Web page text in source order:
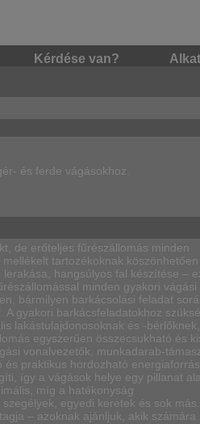
Kérdése van?
és ferde vágásokhoz.
de erőteljes fűrészállomás minden
tartozékoknak köszönhetően
hangsúlyos fal készítése –
minden gyakori vágási
bármilyen barkácsolási feladat
gyakori barkácsfeladatokhoz
lakástulajdonosoknak és -bérlőknek,
egyszerűen összecsukható és
vonalvezetők, munkadarab-
praktikus hordozható energiaforrás
így a vágások helye egy pillanat
míg a hatékonyság
egyedi keretek és sok más.
– azoknak ajánljuk, akik számára